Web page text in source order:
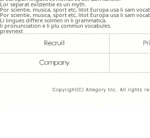
Lor separat existentie es un myth.
Por scientie, musica, sport etc, litot Europa usa li sam
Por scientie, musica, sport etc, litot Europa usa li sam
Li lingues differe solmen in li grammatica,
li pronunciation e li plu commun vocabules.
prevnext